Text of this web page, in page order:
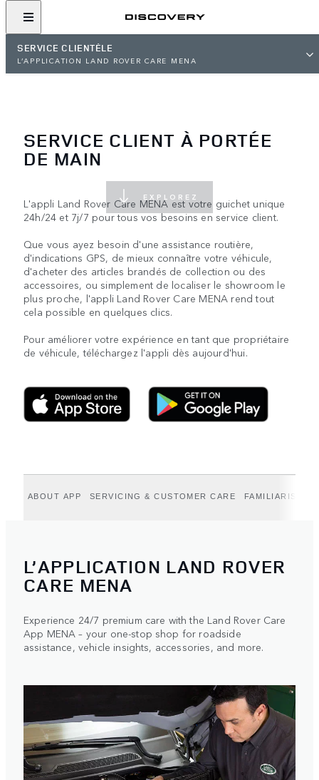
SERVICE CLIENTÈLE
L’APPLICATION LAND ROVER CARE MENA
EXPLOREZ
SERVICE CLIENT À PORTÉE
DE MAIN
L'appli Land Rover Care MENA est votre guichet unique
24h/24 et 7j/7 pour tous vos besoins en service client.
Que vous ayez besoin d'une assistance routière,
d'indications GPS, de mieux connaître votre véhicule,
d'acheter des articles brandés de collection ou des
accessoires, ou simplement de localiser le showroom le
plus proche, l'appli Land Rover Care MENA rend tout
cela possible en quelques clics.
Pour améliorer votre expérience en tant que propriétaire
de véhicule, téléchargez l'appli dès aujourd'hui.
ABOUT APP SERVICING & CUSTOMER CARE FAMILIARISEZ-
L’APPLICATION LAND ROVER
CARE MENA
Experience 24/7 premium care with the Land Rover Care
App MENA – your one-stop shop for roadside
assistance, vehicle insights, accessories, and more.